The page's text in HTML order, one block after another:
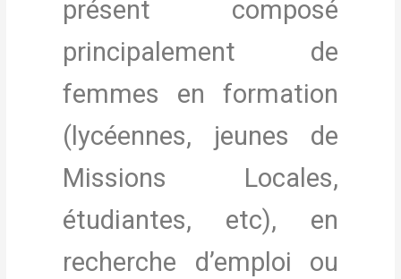
présent composé
principalement de
femmes en formation
(lycéennes, jeunes de
Missions Locales,
étudiantes, etc), en
recherche d’emploi ou